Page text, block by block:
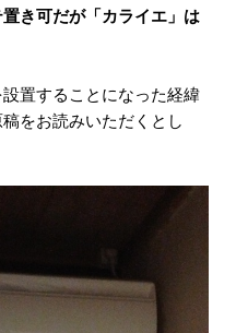
置き可だが「カライエ」は
置することになった経緯
をお読みいただくとし